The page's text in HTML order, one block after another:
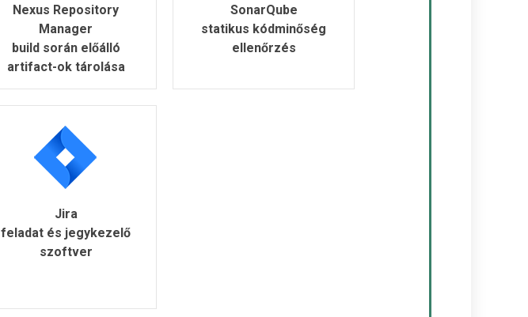
Nexus Repository
Manager
build során előálló
artifact-ok tárolása
SonarQube
statikus kódminőség
ellenőrzés
Jira
feladat és jegykezelő
szoftver